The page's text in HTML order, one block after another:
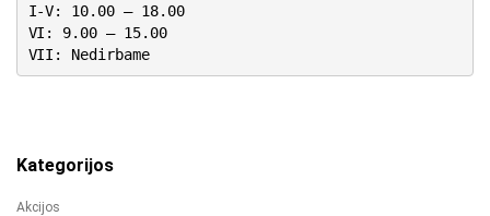
I-V: 10.00 – 18.00
VI: 9.00 – 15.00
VII: Nedirbame
Kategorijos
Akcijos